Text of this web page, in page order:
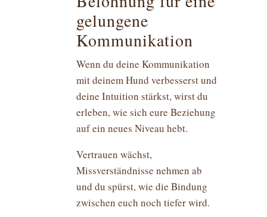
gelungene
Kommunikation
Wenn du deine Kommunikation
mit deinem Hund verbesserst und
deine Intuition stärkst, wirst du
erleben, wie sich eure Beziehung
auf ein neues Niveau hebt.
Vertrauen wächst,
Missverständnisse nehmen ab
und du spürst, wie die Bindung
zwischen euch noch tiefer wird.